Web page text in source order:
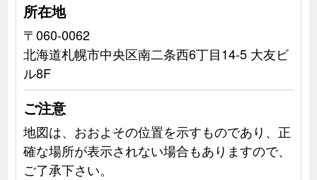
所在地
〒060-0062
北海道札幌市中央区南二条西6丁目14-5 大友ビ
ル8F
ご注意
地図は、おおよその位置を示すものであり、正
確な場所が表示されない場合もありますので、
ご了承下さい。